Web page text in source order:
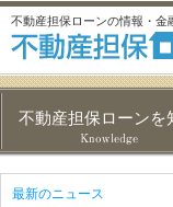
不動産担保ローンの情報・金
不動産担保ローンを
最新のニュース